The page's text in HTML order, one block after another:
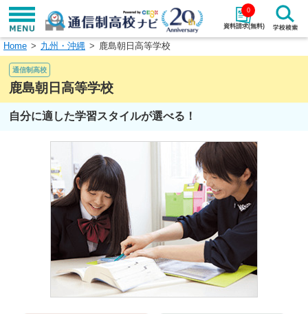
資料請求(無料)
0
学校名で探す
エリアから探す
エリアを選択して探す
北海道・東北
北陸・甲信越
中国
九州・沖縄
Home 九州・沖縄 鹿島朝日高等学校
通信制高校
鹿島朝日高等学校
自分に適した学習スタイルが選べる！